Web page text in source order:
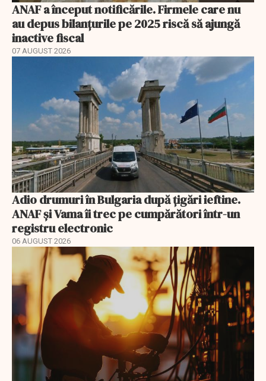
ANAF a început notificările. Firmele care nu
au depus bilanțurile pe 2025 riscă să ajungă
inactive fiscal
07 AUGUST 2026
Adio drumuri în Bulgaria după țigări ieftine.
ANAF și Vama îi trec pe cumpărători într-un
registru electronic
06 AUGUST 2026